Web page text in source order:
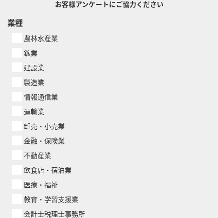
お客様アンケートにご協力ください
業種
農林水産業
鉱業
建設業
製造業
情報通信業
運輸業
卸売・小売業
金融・保険業
不動産業
飲食店・宿泊業
医療・福祉
教育・学習支援業
会計士税理士事務所